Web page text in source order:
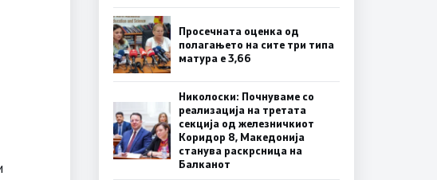
Просечната оценка од
полагањето на сите три типа
матура е 3,66
Николоски: Почнуваме со
реализација на третата
секција од железничкиот
Коридор 8, Македонија
станува раскрсница на
Балканот